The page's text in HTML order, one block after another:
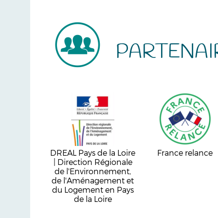
DREAL Pays de la Loire
| Direction Régionale
de l'Environnement,
de l'Aménagement et
du Logement en Pays
de la Loire
France relance